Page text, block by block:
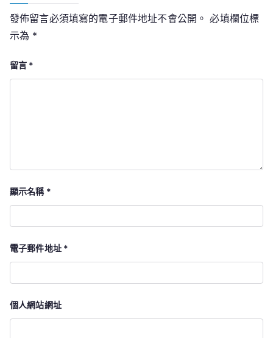
發佈留言必須填寫的電子郵件地址不會公開。 必填欄位標
示為 *
留言 *
顯示名稱 *
電子郵件地址 *
個人網站網址